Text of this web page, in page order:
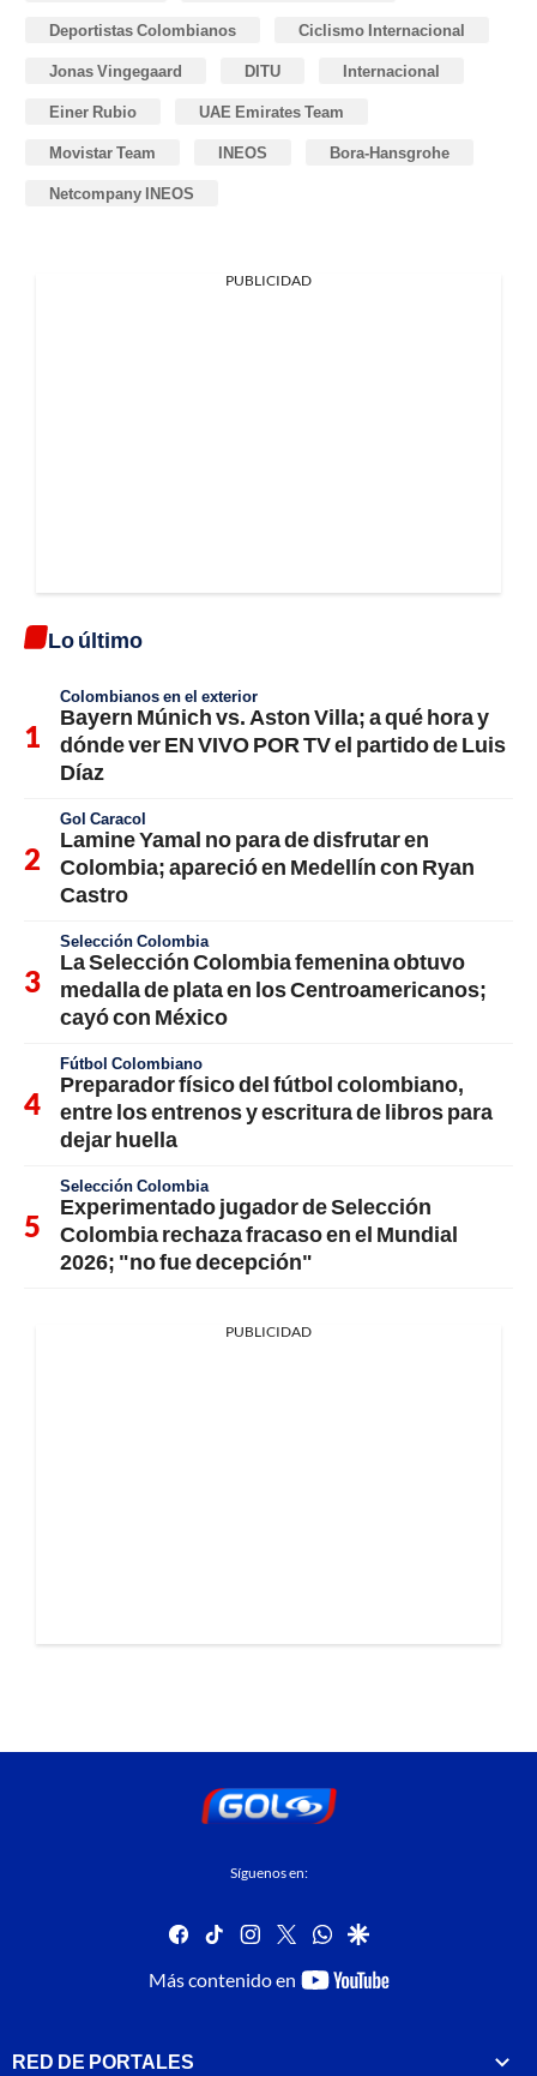
Deportistas Colombianos Ciclismo Internacional
Jonas Vingegaard DITU Internacional
Einer Rubio UAE Emirates Team
Movistar Team INEOS Bora-Hansgrohe
Netcompany INEOS
PUBLICIDAD
Lo último
Colombianos en el exterior
Bayern Múnich vs. Aston Villa; a qué hora y
dónde ver EN VIVO POR TV el partido de Luis
Díaz
Gol Caracol
Lamine Yamal no para de disfrutar en
Colombia; apareció en Medellín con Ryan
Castro
Selección Colombia
La Selección Colombia femenina obtuvo
medalla de plata en los Centroamericanos;
cayó con México
Fútbol Colombiano
Preparador físico del fútbol colombiano,
entre los entrenos y escritura de libros para
dejar huella
Selección Colombia
Experimentado jugador de Selección
Colombia rechaza fracaso en el Mundial
2026; "no fue decepción"
PUBLICIDAD
Síguenos en:
facebook
tiktok instagram
twitterwhatsapp
google
Más contenido en
youtube-
RED DE PORTALES